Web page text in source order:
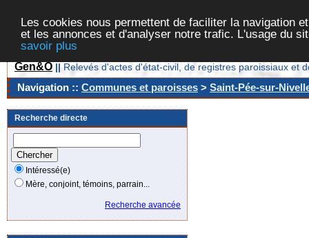
Les cookies nous permettent de faciliter la navigation
et les annonces et d'analyser notre trafic. L'usage du
savoir plus
Gen&O || Relevés d'actes d'état-civil, de registres paroissiaux et
Navigation :: Communes et paroisses > Saint-Pée-sur-
Recherche directe
Intéressé(e)
Mère, conjoint, témoins, parrain...
Recherche avancée